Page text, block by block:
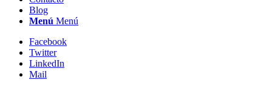
Blog
Menú Menú
Facebook
Twitter
LinkedIn
Mail